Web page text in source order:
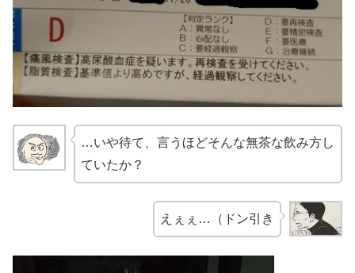
…いや待て、言うほどそんな無茶な飲み方し
ていたか？
えぇぇ…（ドン引き